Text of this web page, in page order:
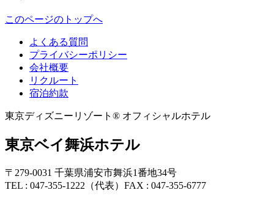
このページのトップへ
よくある質問
プライバシーポリシー
会社概要
リクルート
宿泊約款
東京ディズニーリゾート® オフィシャルホテル
東京ベイ舞浜ホテル
〒279-0031 千葉県浦安市舞浜1番地34号
TEL : 047-355-1222（代表） FAX : 047-355-6777